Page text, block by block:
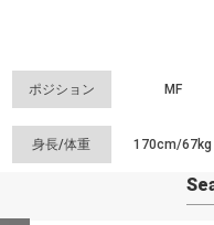
ポジション MF
身長/体重 170cm/67kg